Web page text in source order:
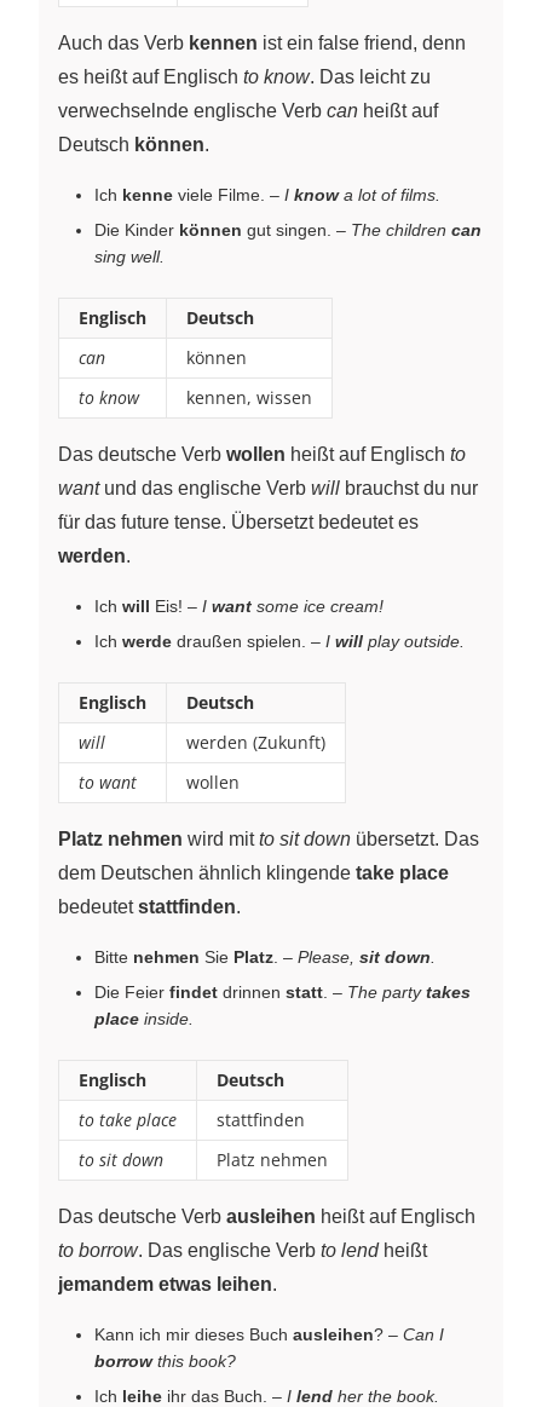
Auch das Verb kennen ist ein false friend, denn
es heißt auf Englisch to know. Das leicht zu
verwechselnde englische Verb can heißt auf
Deutsch können.
Ich kenne viele Filme. – I knowa lot of films.
Die Kinder können gut singen. – The children can
sing well.
Englisch
Deutsch
can
können
to know
kennen, wissen
Das deutsche Verb wollen heißt auf Englisch to
wantund das englische Verb will brauchst du nur
für das future tense. Übersetzt bedeutet es
werden.
Ich will Eis! – I want some ice cream!
Ich werde draußen spielen. – I will play outside.
Englisch
Deutsch
will
werden (Zukunft)
to want
wollen
Platz nehmen wird mitto sit down übersetzt. Das
dem Deutschen ähnlich klingende take place
bedeutetstattfinden.
Bitte nehmen Sie Platz . – Please, sit down
Die Feier findet drinnen statt . – The partytakes
place inside.
Englisch
Deutsch
to take place
stattfinden
to sit down
Platz nehmen
Das deutsche Verb ausleihen heißt auf Englisch
to borrow. Das englische Verb to lendheißt
jemandem etwas leihen.
Kann ich mir dieses Buch ausleihen? – Can I
borrowthis book?
Ich leihe ihr das Buch. – I lend her the book.